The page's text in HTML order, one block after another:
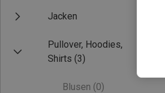
Jacken
Pullover, Hoodies,
Shirts (3)
Blusen (0)